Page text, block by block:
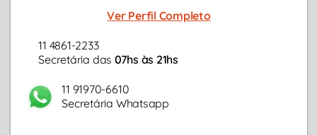
transição de carreira.Ver Perfil Completo
11 4861-2233
Secretária das 07hs às 21hs
11 91970-6610
Secretária Whatsapp